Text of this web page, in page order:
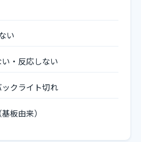
い
・反応しない
クライト切れ
板由来）